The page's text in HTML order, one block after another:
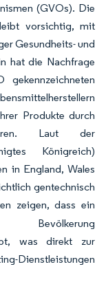
(GVOs). Die
vorsichtig, mit
Gesundheits- und
hat die Nachfrage
Produkte durch
Laut der
Königreich)
in England, Wales
gentechnisch
zeigen, dass ein
was direkt zur
Dienstleistungen